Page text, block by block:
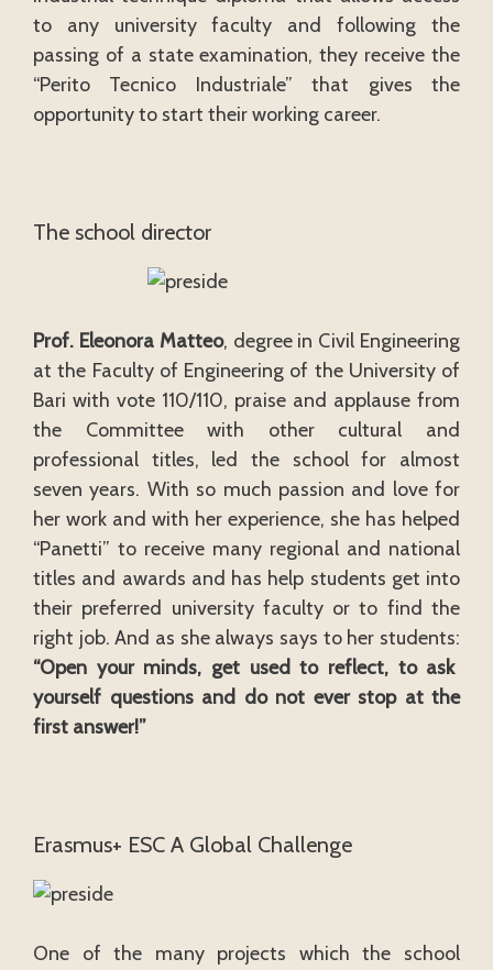
to any university faculty and following the
passing of a state examination, they receive the
“Perito Tecnico Industriale” that gives the
opportunity to start their working career.
The school director
Prof. Eleonora Matteo, degree in Civil Engineering
at the Faculty of Engineering of the University of
Bari with vote 110/110, praise and applause from
the Committee with other cultural and
professional titles, led the school for almost
seven years. With so much passion and love for
her work and with her experience, she has helped
“Panetti” to receive many regional and national
titles and awards and has help students get into
their preferred university faculty or to find the
right job. And as she always says to her students:
“Open your minds, get used to reflect, to ask
yourself questions and do not ever stop at the
first answer!”
Erasmus+ ESC A Global Challenge
One of the many projects which the school